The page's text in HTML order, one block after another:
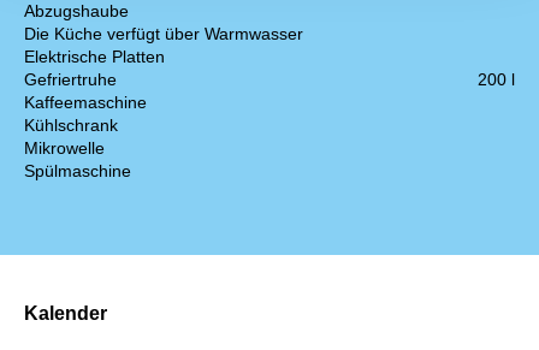
Abzugshaube
Die Küche verfügt über Warmwasser
Elektrische Platten
Gefriertruhe
200 l
Kaffeemaschine
Kühlschrank
Mikrowelle
Spülmaschine
Kalender